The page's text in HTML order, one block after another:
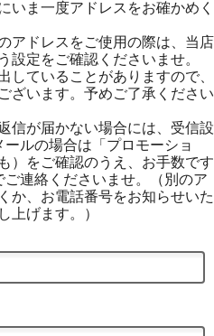
いま一度アドレスをお確かめく
アドレスをご使用の際は、当店
設定をご確認くださいませ。
していることがありますので、
ざいます。予めご了承ください
信が届かない場合には、受信設
ルの場合は「プロモーショ
）をご確認のうえ、お手数です
ご連絡くださいませ。（別のア
か、お電話番号をお知らせいた
上げます。）